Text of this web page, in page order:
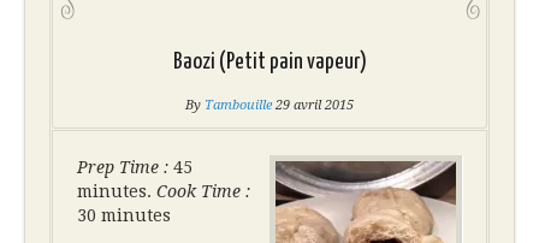
Baozi (Petit pain vapeur)
By Tambouille 29 avril 2015
Prep Time : 45
minutes. Cook Time :
30 minutes